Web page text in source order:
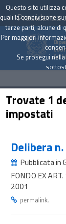
Presidenza
Trovate 1
impostati
Delibera
Pubblicata in
FONDO EX
2001
permalink.
Questo sito utilizza
quali la condivisione
terze parti, alcune di
Per maggiori
Se prosegui